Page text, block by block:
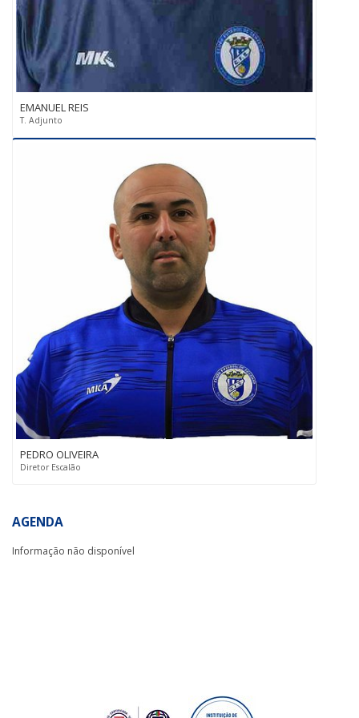
EMANUEL REIS
T. Adjunto
PEDRO OLIVEIRA
Diretor Escalão
AGENDA
Informação não disponível